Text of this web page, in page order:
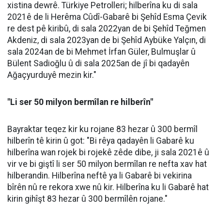
xistina dewrê. Türkiye Petrolleri; hilberîna ku di sala
2021ê de li Herêma Cûdî-Gabarê bi Şehîd Esma Çevik
re dest pê kiribû, di sala 2022yan de bi Şehîd Teğmen
Akdeniz, di sala 2023yan de bi Şehîd Aybüke Yalçın, di
sala 2024an de bi Mehmet İrfan Güler, Bulmuşlar û
Bülent Sadioğlu û di sala 2025an de jî bi qadayên
Ağaçyurduyê mezin kir."
"Li ser 50 milyon bermîlan re hilberîn"
Bayraktar teqez kir ku rojane 83 hezar û 300 bermîl
hilberîn tê kirin û got: "Bi rêya qadayên li Gabarê ku
hilberîna wan rojek bi rojekê zêde dibe, ji sala 2021ê û
vir ve bi giştî li ser 50 milyon bermîlan re nefta xav hat
hilberandin. Hilberîna neftê ya li Gabarê bi vekirina
bîrên nû re rekora xwe nû kir. Hilberîna ku li Gabarê hat
kirin gihîşt 83 hezar û 300 bermîlên rojane."